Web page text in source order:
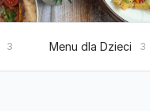
3 Menu dla Dzieci 3